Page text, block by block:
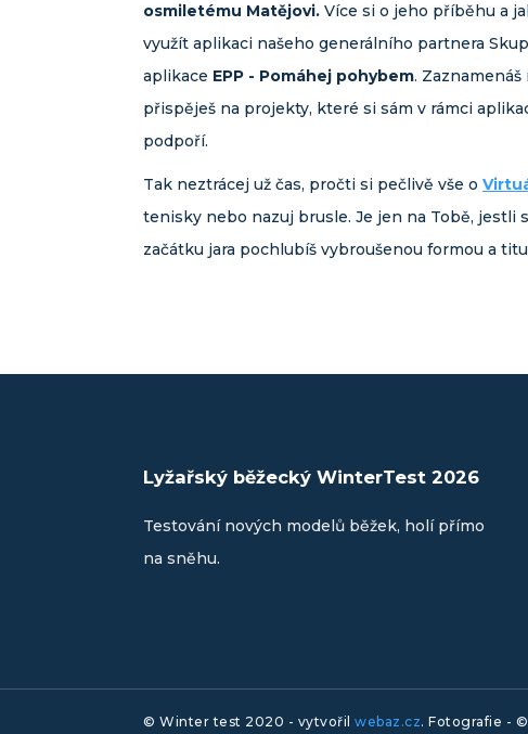
osmiletému Matějovi. Více si o jeho příběhu a
využít aplikaci našeho generálního partnera
aplikace EPP - Pomáhej pohybem.
přispěješ na projekty, které si sám v rámci
podpoří.
Tak neztrácej už čas, pročti si pečlivě vše o
tenisky nebo nazuj brusle. Je jen na Tobě, jestli
začátku jara pochlubíš vybroušenou formou a
Lyžařský běžecký WinterTest 2026
Testování nových modelů běžek, holí přímo
na sněhu.
© Winter test 2020 - vytvořil webaz.cz. Fotografie - ©